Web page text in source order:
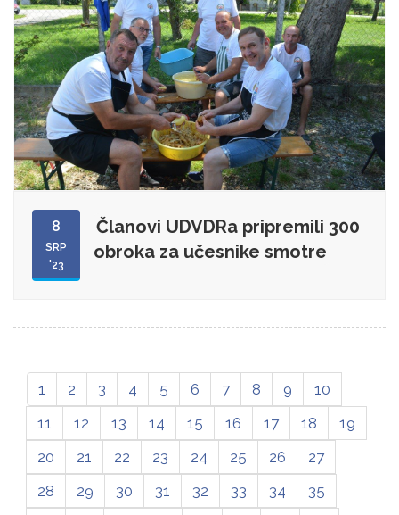
8
SRP
'23
Članovi UDVDRa pripremili 300
obroka za učesnike smotre
1 2 3 4 5 6 7 8 9
10
11
12 13 14 15 16 17 18
19
20
21 22 23 24 25 26
27
28
29 30 31 32 33 34
35